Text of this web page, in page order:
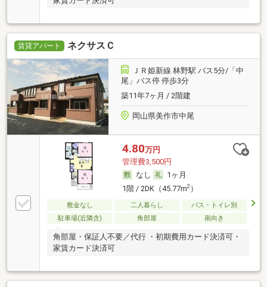
賃貸アパート ネクサスＣ
ＪＲ姫新線 林野駅 バス5分/「中
尾」バス停 停歩3分
築11年7ヶ月 / 2階建
岡山県美作市中尾
4.80万円
管理費3,500円
なし
1ヶ月
1階 / 2DK（45.77m2）
敷金なし 二人暮らし
バス・トイレ別
駐車場(近隣含)
角部屋 南向き
角部屋・保証人不要／代行 ・初期費用カード決済可・
家賃カード決済可